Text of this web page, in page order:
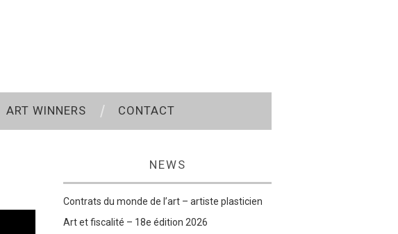
ART WINNERS CONTACT
NEWS
Contrats du monde de l’art – artiste plasticien
Art et fiscalité – 18e édition 2026